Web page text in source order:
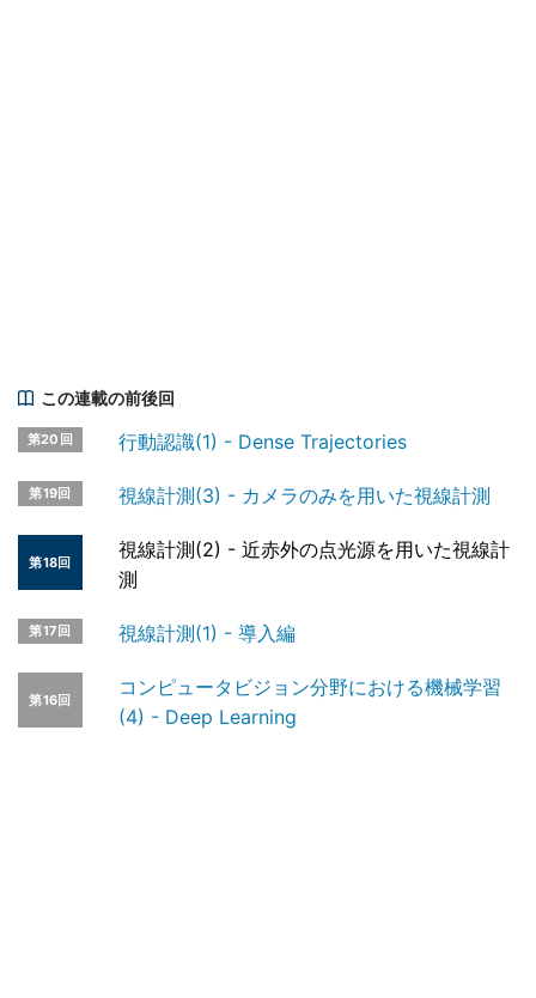
この連載の前後回
第20回 行動認識(1) - Dense Trajectories
第19回 視線計測(3) - カメラのみを用いた視線計測
第18回
視線計測(2) - 近赤外の点光源を用いた視線計
測
第17回 視線計測(1) - 導入編
第16回
コンピュータビジョン分野における機械学習
(4) - Deep Learning